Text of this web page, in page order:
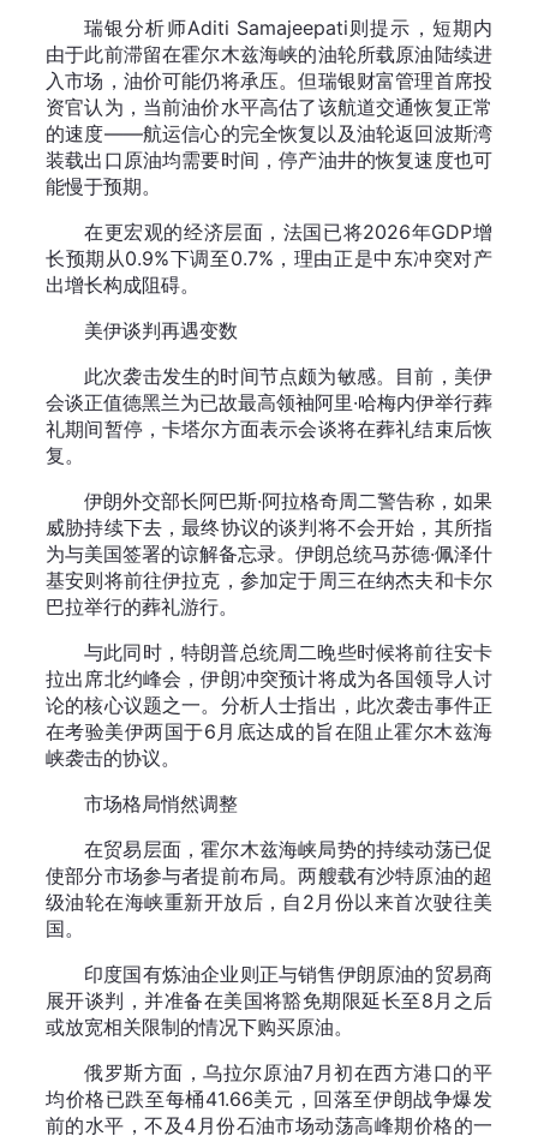
瑞银分析师Aditi Samajeepati则提示，短期内
由于此前滞留在霍尔木兹海峡的油轮所载原油陆续进
入市场，油价可能仍将承压。但瑞银财富管理首席投
资官认为，当前油价水平高估了该航道交通恢复正常
的速度——航运信心的完全恢复以及油轮返回波斯湾
装载出口原油均需要时间，停产油井的恢复速度也可
能慢于预期。
在更宏观的经济层面，法国已将2026年GDP增
长预期从0.9%下调至0.7%，理由正是中东冲突对产
出增长构成阻碍。
美伊谈判再遇变数
此次袭击发生的时间节点颇为敏感。目前，美伊
会谈正值德黑兰为已故最高领袖阿里·哈梅内伊举行葬
礼期间暂停，卡塔尔方面表示会谈将在葬礼结束后恢
复。
伊朗外交部长阿巴斯·阿拉格奇周二警告称，如果
威胁持续下去，最终协议的谈判将不会开始，其所指
为与美国签署的谅解备忘录。伊朗总统马苏德·佩泽什
基安则将前往伊拉克，参加定于周三在纳杰夫和卡尔
巴拉举行的葬礼游行。
与此同时，特朗普总统周二晚些时候将前往安卡
拉出席北约峰会，伊朗冲突预计将成为各国领导人讨
论的核心议题之一。分析人士指出，此次袭击事件正
在考验美伊两国于6月底达成的旨在阻止霍尔木兹海
峡袭击的协议。
市场格局悄然调整
在贸易层面，霍尔木兹海峡局势的持续动荡已促
使部分市场参与者提前布局。两艘载有沙特原油的超
级油轮在海峡重新开放后，自2月份以来首次驶往美
国。
印度国有炼油企业则正与销售伊朗原油的贸易商
展开谈判，并准备在美国将豁免期限延长至8月之后
或放宽相关限制的情况下购买原油。
俄罗斯方面，乌拉尔原油7月初在西方港口的平
均价格已跌至每桶41.66美元，回落至伊朗战争爆发
前的水平，不及4月份石油市场动荡高峰期价格的一